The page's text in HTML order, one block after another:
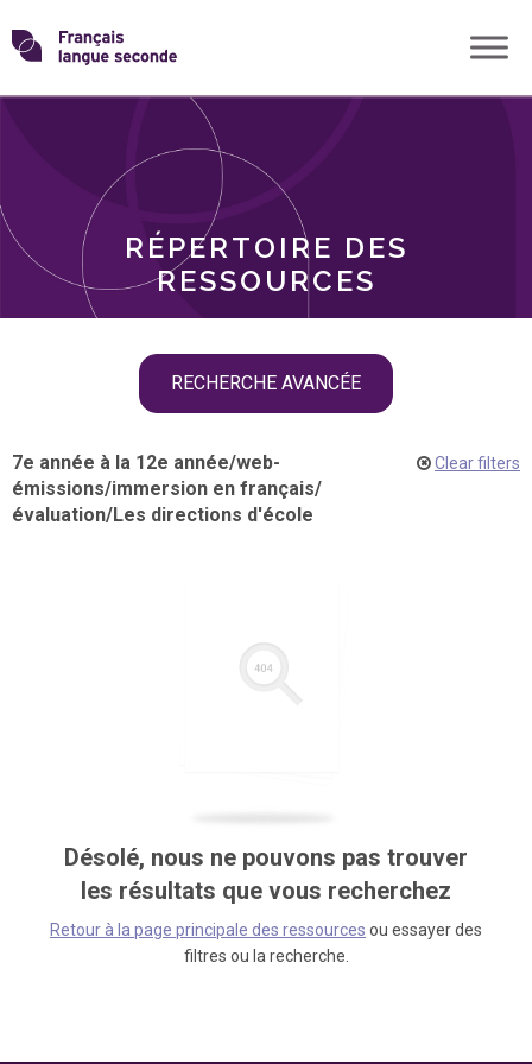
Skip
toTransformons
langue
RÉPERTOIRE DES
RESSOURCES
RECHERCHE AVANCÉE
THÈMES
7e année à la 12e année/web-
émissions/immersion en français/
évaluation/Les directions d'école
Clear filters
Désolé, nous ne pouvons pas trouver
les résultats que vous recherchez
Retour à la page principale des ressources ou essayer des
filtres ou la recherche.